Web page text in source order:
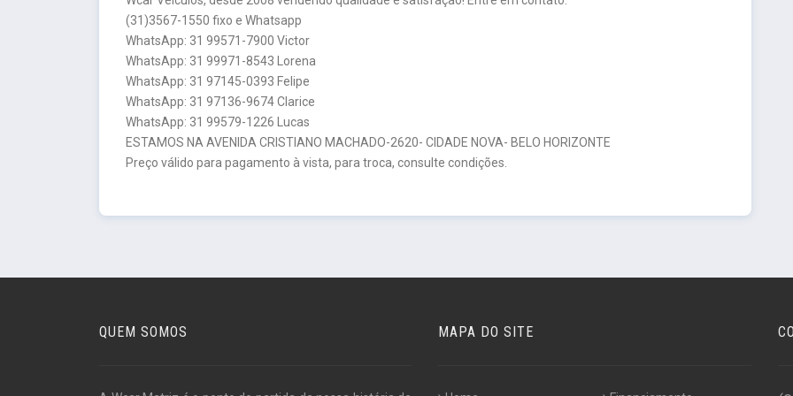
(31)3567-1550 fixo e Whatsapp
WhatsApp: 31 99571-7900 Victor
WhatsApp: 31 99971-8543 Lorena
WhatsApp: 31 97145-0393 Felipe
WhatsApp: 31 97136-9674 Clarice
WhatsApp: 31 99579-1226 Lucas
ESTAMOS NA AVENIDA CRISTIANO MACHADO-2620- CIDADE NOVA- BELO HORIZONTE
Preço válido para pagamento à vista, para troca, consulte condições.
QUEM SOMOS MAPA DO SITE